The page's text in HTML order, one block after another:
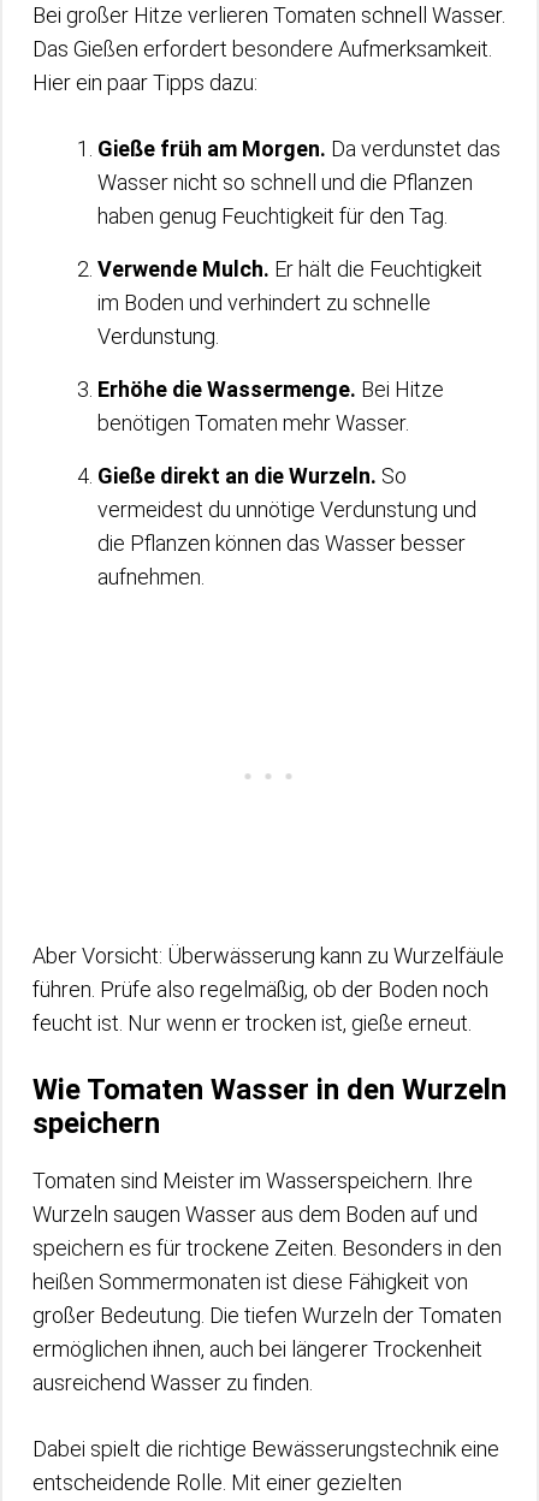
Bei großer Hitze verlieren Tomaten schnell Wasser.
Das Gießen erfordert besondere Aufmerksamkeit.
Hier ein paar Tipps dazu:
Gieße früh am Morgen. Da verdunstet das
Wasser nicht so schnell und die Pflanzen
haben genug Feuchtigkeit für den Tag.
Verwende Mulch. Er hält die Feuchtigkeit
im Boden und verhindert zu schnelle
Verdunstung.
Erhöhe die Wassermenge. Bei Hitze
benötigen Tomaten mehr Wasser.
Gieße direkt an die Wurzeln. So
vermeidest du unnötige Verdunstung und
die Pflanzen können das Wasser besser
aufnehmen.
Aber Vorsicht: Überwässerung kann zu Wurzelfäule
führen. Prüfe also regelmäßig, ob der Boden noch
feucht ist. Nur wenn er trocken ist, gieße erneut.
Wie Tomaten Wasser in den Wurzeln
speichern
Tomaten sind Meister im Wasserspeichern. Ihre
Wurzeln saugen Wasser aus dem Boden auf und
speichern es für trockene Zeiten. Besonders in den
heißen Sommermonaten ist diese Fähigkeit von
großer Bedeutung. Die tiefen Wurzeln der Tomaten
ermöglichen ihnen, auch bei längerer Trockenheit
ausreichend Wasser zu finden.
Dabei spielt die richtige Bewässerungstechnik eine
entscheidende Rolle. Mit einer gezielten